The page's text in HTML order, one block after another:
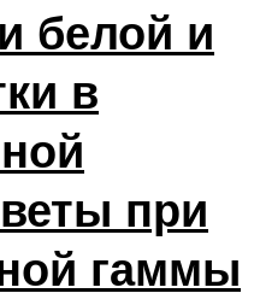
белой и
в
при
гаммы